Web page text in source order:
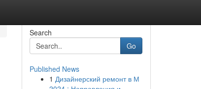
Search
Go
Published News
1 Дизайнерский ремонт в М